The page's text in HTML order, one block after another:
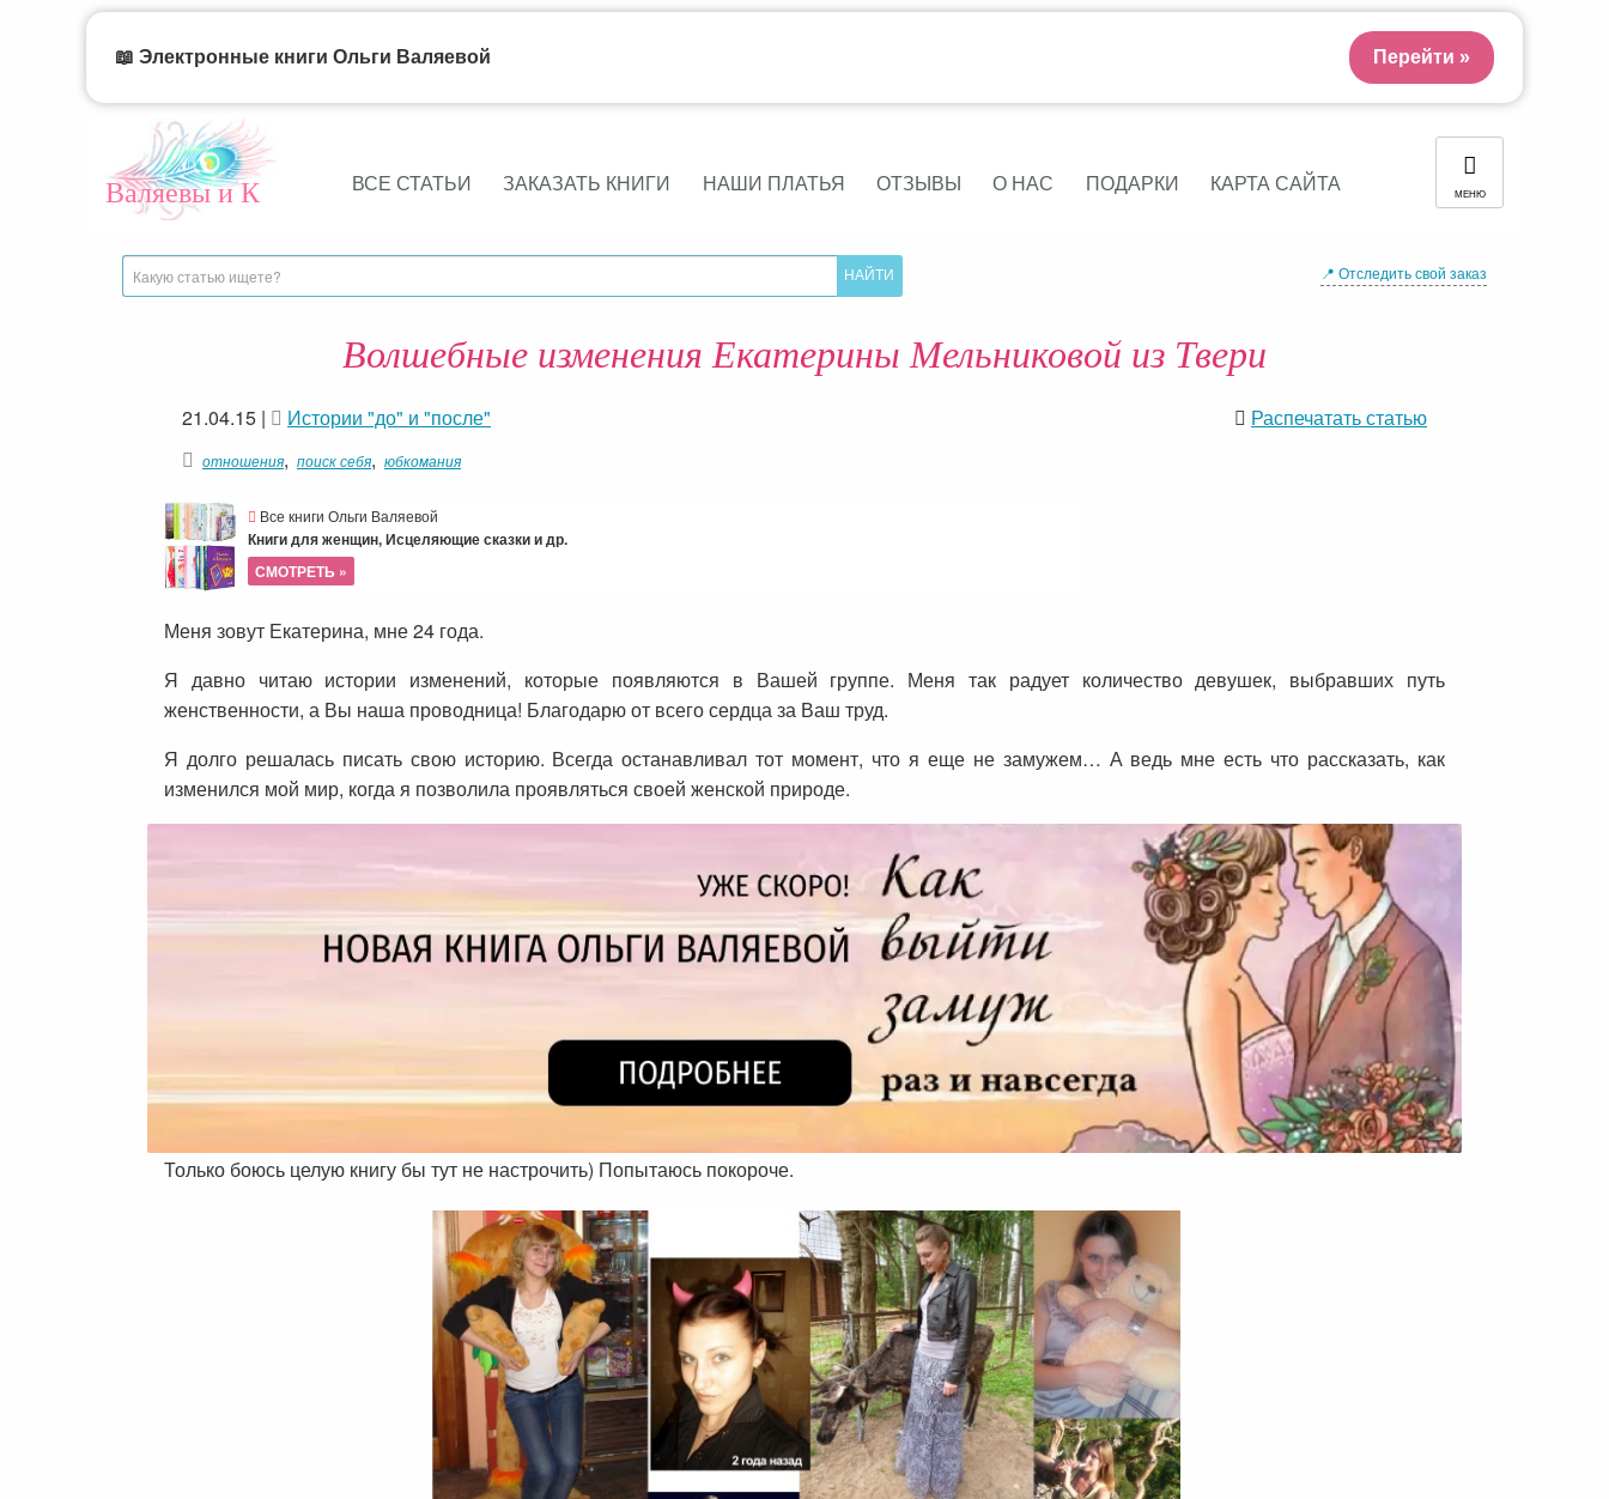
Валяевы и К ВСЕ СТАТЬИ ЗАКАЗАТЬ КНИГИ НАШИ ПЛАТЬЯ ОТЗЫВЫ О НАС ПОДАРКИ КАРТА САЙТА МЕНЮ
📍 Отследить свой заказ
Волшебные изменения Екатерины Мельниковой из Твери
21.04.15 | Истории "до" и "после"
отношения, поиск себя, юбкомания
Распечатать статью
Все книги Ольги Валяевой
Книги для женщин, Исцеляющие сказки и др.
СМОТРЕТЬ »
Меня зовут Екатерина, мне 24 года.
Я давно читаю истории изменений, которые появляются в Вашей группе. Меня так радует количество девушек, выбравших путь
женственности, а Вы наша проводница! Благодарю от всего сердца за Ваш труд.
Я долго решалась писать свою историю. Всегда останавливал тот момент, что я еще не замужем… А ведь мне есть что рассказать, как
изменился мой мир, когда я позволила проявляться своей женской природе.
Только боюсь целую книгу бы тут не настрочить) Попытаюсь покороче.
📖 Электронные книги Ольги Валяевой Перейти »